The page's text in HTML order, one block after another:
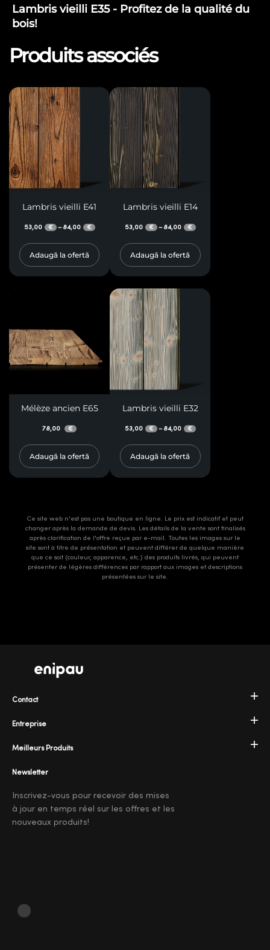
Lambris vieilli E35 - Profitez de la qualité du
bois!
Produits associés
Lambris vieilli E41
53,00 € – 84,00 €
Adaugă la ofertă
Lambris vieilli E14
53,00 € – 84,00 €
Adaugă la ofertă
Mélèze ancien E65
78,00 €
Adaugă la ofertă
Lambris vieilli E32
53,00 € – 84,00 €
Adaugă la ofertă
Ce site web n'est pas une boutique en ligne. Le prix est indicatif et peut
changer après la demande de devis. Les détails de la vente sont finalisés
après clarification de l'offre reçue par e-mail. Toutes les images sur le
site sont à titre de présentation et peuvent différer de quelque manière
que ce soit (couleur, apparence, etc.) des produits livrés, qui peuvent
présenter de légères différences par rapport aux images et descriptions
présentées sur le site.
Entreprise
Meilleurs Produits
Contact
Newsletter
Inscrivez-vous pour recevoir des mises
à jour en temps réel sur les offres et les
nouveaux produits!